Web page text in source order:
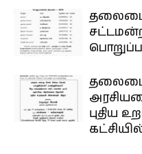
தலைமை
தலைமை
புதிய